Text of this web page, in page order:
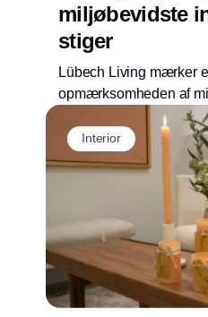
miljøbevidste
stiger
Lübech Living mærker
opmærksomheden af
Interior